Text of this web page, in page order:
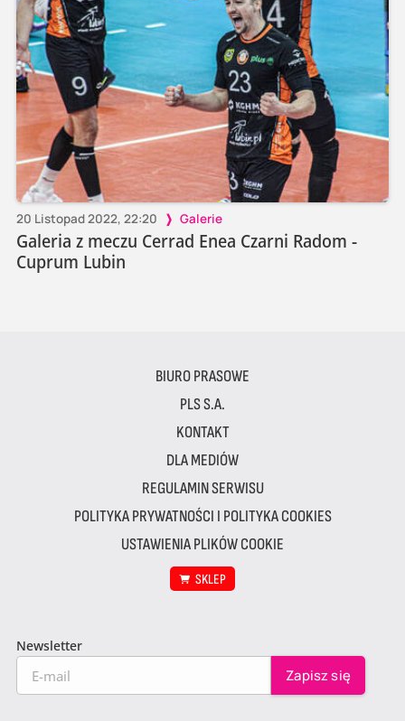
20 Listopad 2022, 22:20 Galerie
Galeria z meczu Cerrad Enea Czarni Radom -
Cuprum Lubin
BIURO PRASOWE
PLS S.A.
KONTAKT
DLA MEDIÓW
REGULAMIN SERWISU
POLITYKA PRYWATNOŚCI I POLITYKA COOKIES
USTAWIENIA PLIKÓW COOKIE
SKLEP
Newsletter